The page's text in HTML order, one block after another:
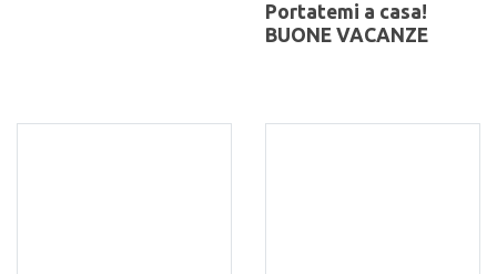
Portatemi a casa!
BUONE VACANZE